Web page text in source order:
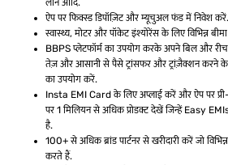
लोन आदि.
ऐप पर फिक्स्ड डिपॉज़िट और म्यूचुअल फंड में निवेश करें.
स्वास्थ्य, मोटर और पॉकेट इंश्योरेंस के लिए विभिन्न
BBPS प्लेटफॉर्म का उपयोग करके अपने बिल और
तेज़ और आसानी से पैसे ट्रांसफर और ट्रांज़ैक्शन करने
का उपयोग करें.
Insta EMI Card के लिए अप्लाई करें और ऐप पर प्री-
पर 1 मिलियन से अधिक प्रोडक्ट देखें जिन्हें Easy
है.
100+ से अधिक ब्रांड पार्टनर से खरीदारी करें जो
करते हैं.